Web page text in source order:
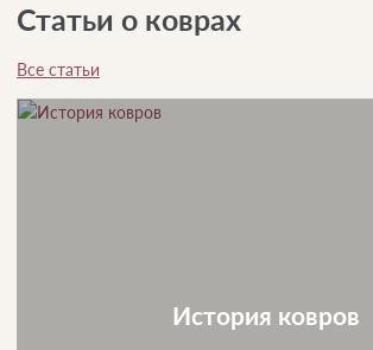
Статьи о коврах
Все статьи
История ковров